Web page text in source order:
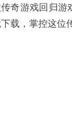
奇游戏回归游
载，掌控这位